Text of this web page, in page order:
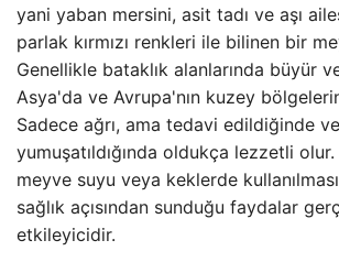
yani yaban mersini, asit tadı ve aşı
parlak kırmızı renkleri ile bilinen bir
Genellikle bataklık alanlarında büyür
Asya'da ve Avrupa'nın kuzey
Sadece ağrı, ama tedavi edildiğinde ve
yumuşatıldığında oldukça lezzetli
meyve suyu veya keklerde
sağlık açısından sunduğu faydalar
etkileyicidir.